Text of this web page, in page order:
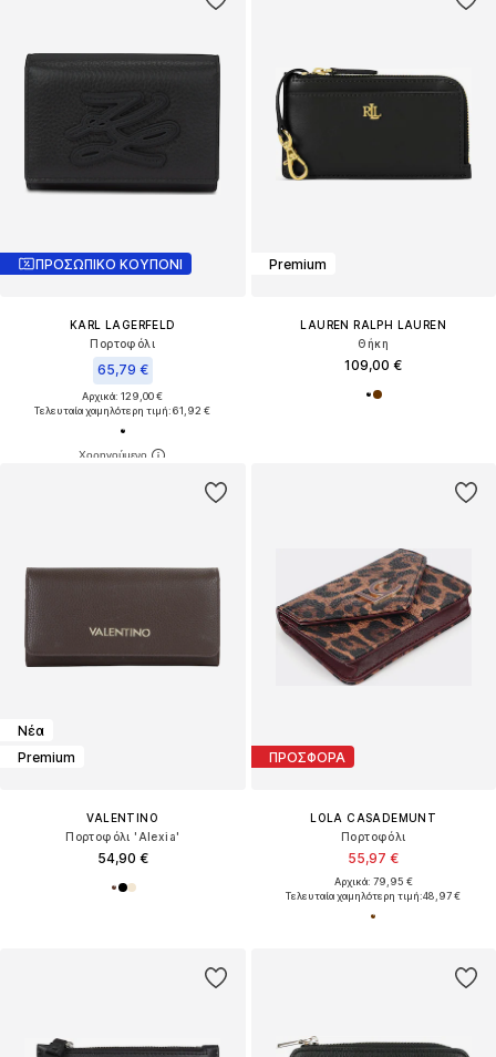
ΠΡΟΣΩΠΙΚΟ ΚΟΥΠΟΝΙ
KARL LAGERFELD
Πορτοφόλι
65,79 €
Αρχικά: 129,00 €
Τελευταία χαμηλότερη τιμή:61,92 €
Premium
LAUREN RALPH LAUREN
Θήκη
109,00 €
Νέα
Premium
VALENTINO
Πορτοφόλι 'Alexia'
54,90 €
ΠΡΟΣΦΟΡΑ
LOLA CASADEMUNT
Πορτοφόλι
55,97 €
Αρχικά: 79,95 €
Τελευταία χαμηλότερη τιμή:48,97 €